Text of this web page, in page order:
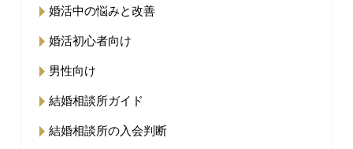
婚活中の悩みと改善
婚活初心者向け
男性向け
結婚相談所ガイド
結婚相談所の入会判断